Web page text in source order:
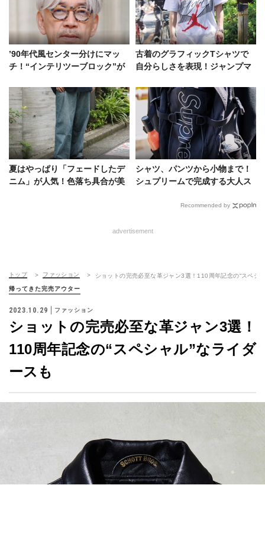
’90年代風センター分けにマッ
チ！“インテリツーブロック”が
古着のグラフィックTシャツで
自分らしさを表現！ジャンプマ
ど
夏はやっぱり「フェードしたデ
ニム」が人気！色落ち具合が美
シャツ、パンツから小物まで！
シュプリームで完成する大人ス
Recommended by
advertisement
帰ってきた完売アウター
2023.10.29 ファッション
ショットの完売必至な革ジャン3選！
110周年記念の“スペシャル”なライダ
ースも